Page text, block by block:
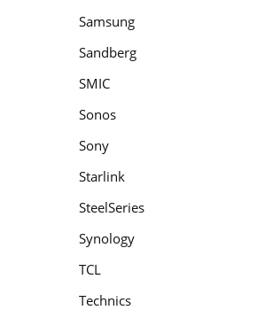
Samsung
Sandberg
SMIC
Sonos
Sony
Starlink
SteelSeries
Synology
TCL
Technics